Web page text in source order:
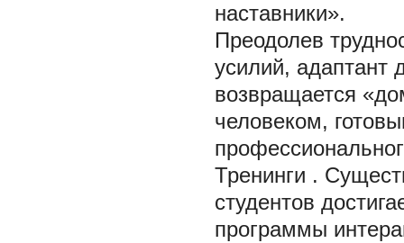
наставники».
Преодолев
усилий, адаптант
возвращается
человеком,
Тренинги .
студентов
программы